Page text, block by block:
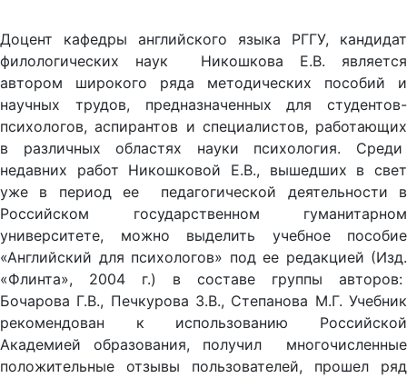
Доцент кафедры английского языка РГГУ, кандидат
филологических наук Никошкова Е.В. является
автором широкого ряда методических пособий и
научных трудов, предназначенных для студентов-
психологов, аспирантов и специалистов, работающих
в различных областях науки психология. Среди
недавних работ Никошковой Е.В., вышедших в свет
уже в период ее педагогической деятельности в
Российском государственном гуманитарном
университете, можно выделить учебное пособие
«Английский для психологов» под ее редакцией (Изд.
«Флинта», 2004 г.) в составе группы авторов:
Бочарова Г.В., Печкурова З.В., Степанова М.Г. Учебник
рекомендован к использованию Российской
Академией образования, получил многочисленные
положительные отзывы пользователей, прошел ряд